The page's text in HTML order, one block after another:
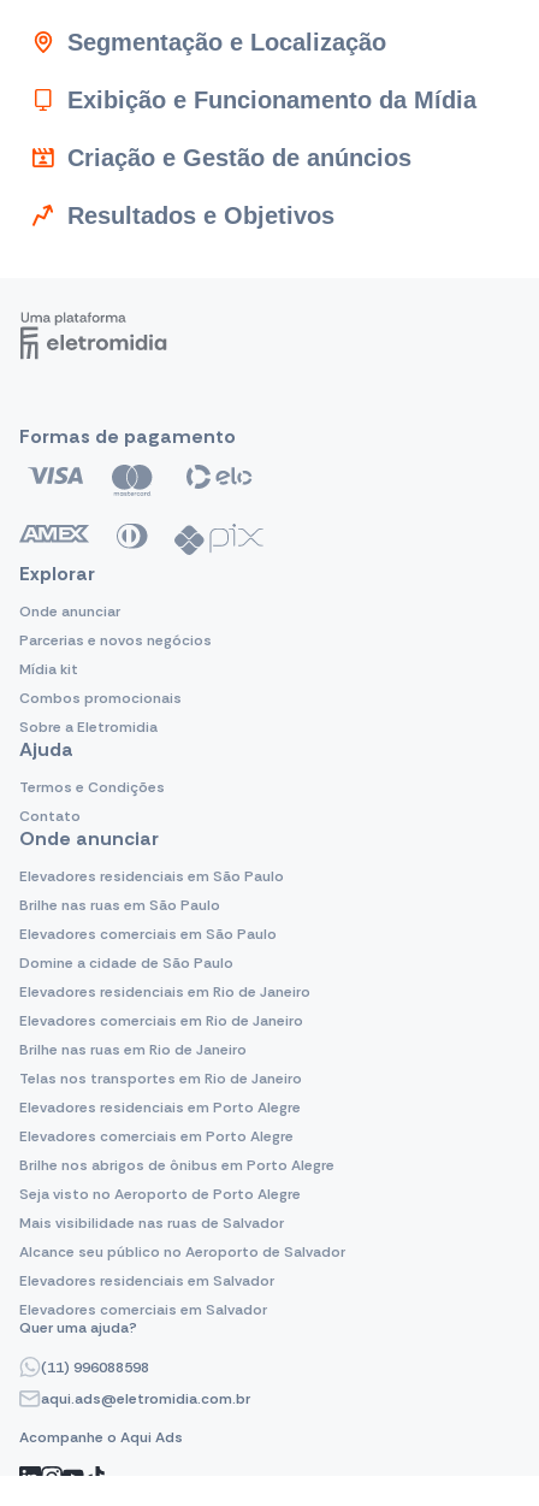
Segmentação e Localização
Exibição e Funcionamento da Mídia
Criação e Gestão de anúncios
Resultados e Objetivos
Formas de pagamento
Explorar
Onde anunciar
Parcerias e novos negócios
Mídia kit
Combos promocionais
Sobre a Eletromidia
Ajuda
Termos e Condições
Contato
Onde anunciar
Elevadores residenciais em São Paulo
Brilhe nas ruas em São Paulo
Elevadores comerciais em São Paulo
Domine a cidade de São Paulo
Elevadores residenciais em Rio de Janeiro
Elevadores comerciais em Rio de Janeiro
Brilhe nas ruas em Rio de Janeiro
Telas nos transportes em Rio de Janeiro
Elevadores residenciais em Porto Alegre
Elevadores comerciais em Porto Alegre
Brilhe nos abrigos de ônibus em Porto Alegre
Seja visto no Aeroporto de Porto Alegre
Mais visibilidade nas ruas de Salvador
Alcance seu público no Aeroporto de Salvador
Elevadores residenciais em Salvador
Elevadores comerciais em Salvador
Quer uma ajuda?
(11) 996088598
aqui.ads@eletromidia.com.br
Acompanhe o Aqui Ads